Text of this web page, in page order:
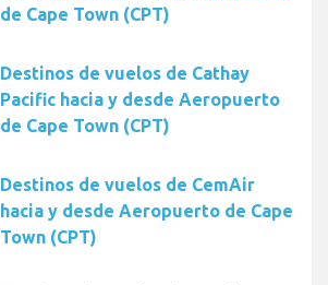
de Cape Town (CPT)
Destinos de vuelos de Cathay
Pacific hacia y desde Aeropuerto
de Cape Town (CPT)
Destinos de vuelos de CemAir
hacia y desde Aeropuerto de Cape
Town (CPT)